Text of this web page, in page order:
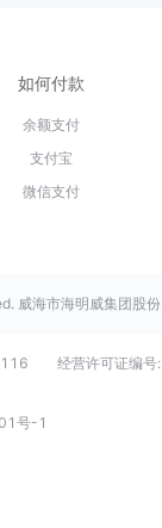
如何付款
余额支付
支付宝
微信支付
威海市海明威集团股份
经营许可证编号:
号-1